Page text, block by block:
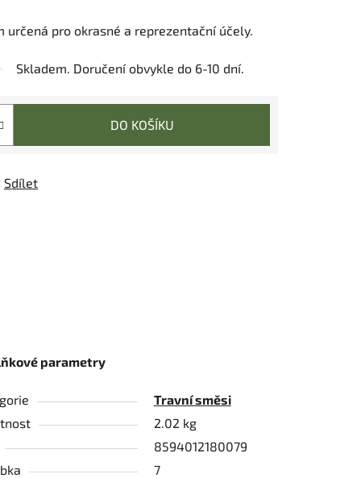
určená pro okrasné a reprezentační účely.
Skladem. Doručení obvykle do 6-10 dní.
DO KOŠÍKU
Sdílet
parametry
Travní směsi
2.02 kg
8594012180079
7